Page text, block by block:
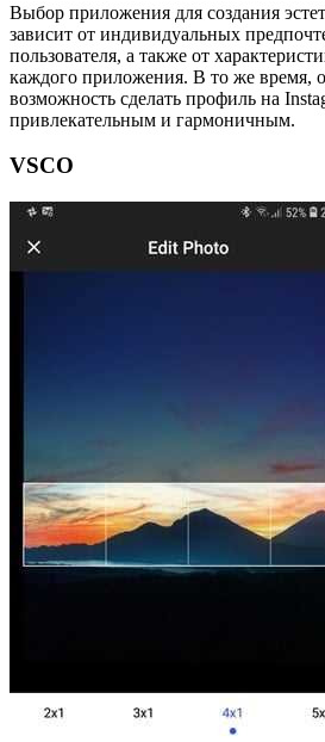
Выбор приложения для создания
зависит от индивидуальных
пользователя, а также от
каждого приложения. В то же время,
возможность сделать профиль на
привлекательным и гармоничным.
VSCO